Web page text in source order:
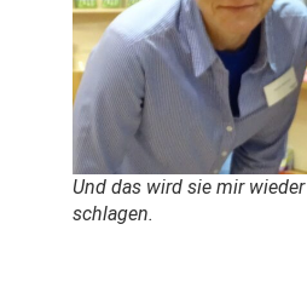
Und das wird sie mir
schlagen.